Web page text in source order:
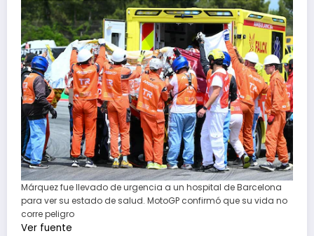
Márquez fue llevado de urgencia a un hospital de Barcelona
para ver su estado de salud. MotoGP confirmó que su vida no
corre peligro
Ver fuente